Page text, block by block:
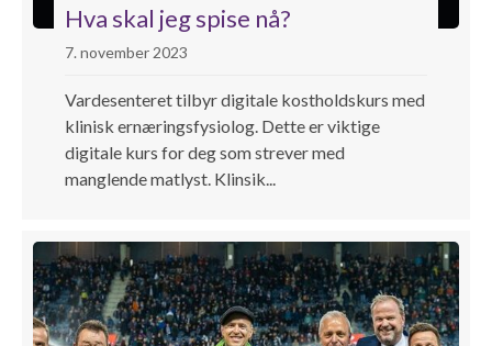
Hva skal jeg spise nå?
7. november 2023
Vardesenteret tilbyr digitale kostholdskurs med
klinisk ernæringsfysiolog. Dette er viktige
digitale kurs for deg som strever med
manglende matlyst. Klinsik...